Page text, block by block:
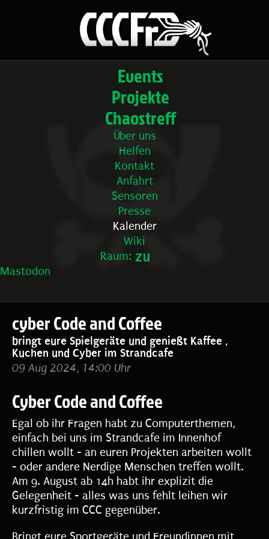
Events
Projekte
Chaostreff
Über uns
Helfen
Kontakt
Anfahrt
Sensoren
Presse
Kalender
Wiki
Raum:
Mastodon
cyber Code and Coffee
bringt eure Spielgeräte und genießt Kaffee ,
Kuchen und Cyber im Strandcafe
09 Aug 2024, 14:00 Uhr
Cyber Code and Coffee
Egal ob ihr Fragen habt zu Computerthemen,
einfach bei uns im Strandcafe im Innenhof
chillen wollt - an euren Projekten arbeiten wollt
- oder andere Nerdige Menschen treffen wollt.
Am 9. August ab 14h habt ihr explizit die
Gelegenheit - alles was uns fehlt leihen wir
kurzfristig im CCC gegenüber.